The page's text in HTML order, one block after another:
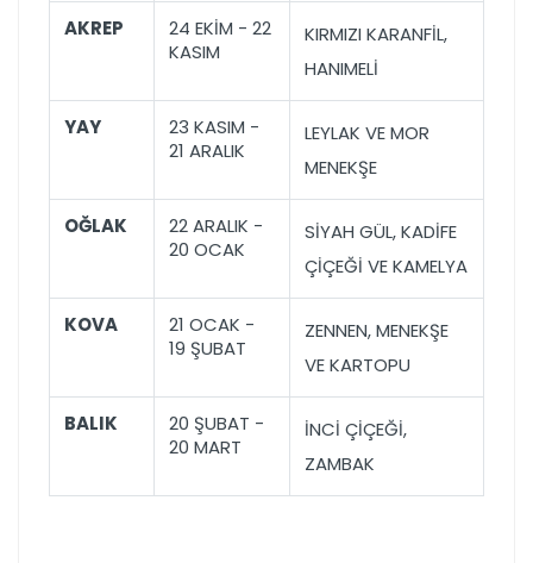
AKREP
24 EKİM - 22
KASIM
KIRMIZI KARANFİL,
HANIMELİ
YAY
23 KASIM -
21 ARALIK
LEYLAK VE MOR
MENEKŞE
OĞLAK
22 ARALIK -
20 OCAK
SİYAH GÜL, KADİFE
ÇİÇEĞİ VE KAMELYA
KOVA
21 OCAK -
19 ŞUBAT
ZENNEN, MENEKŞE
VE KARTOPU
BALIK
20 ŞUBAT -
20 MART
İNCİ ÇİÇEĞİ,
ZAMBAK